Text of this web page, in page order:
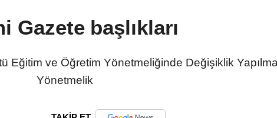
Gazete başlıkları
Eğitim ve Öğretim Yönetmeliğinde Değişiklik
Yönetmelik